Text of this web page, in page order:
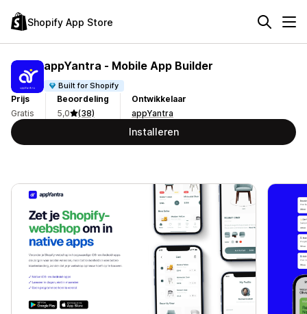
Shopify App Store
appYantra ‑ Mobile App Builder
Built for Shopify
Prijs
Gratis
Beoordeling
5,0
(38)
Ontwikkelaar
appYantra
Installeren